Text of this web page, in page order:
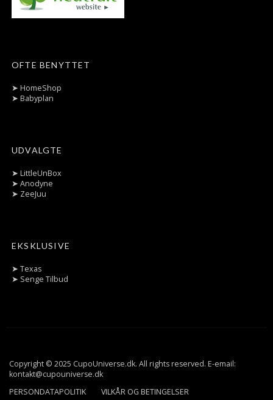
OFTE BENYTTET
➤ HomeShop
➤ Babyplan
UDVALGTE
➤ LittleUnBox
➤ Anodyne
➤ ZeeJuu
EKSKLUSIVE
➤ Texas
➤ Senge Tilbud
Copyright © 2025 CupoUniverse.dk. All rights reserved. E-email:
kontakt@cupouniverse.dk
PERSONDATAPOLITIK
VILKÅR OG BETINGELSER